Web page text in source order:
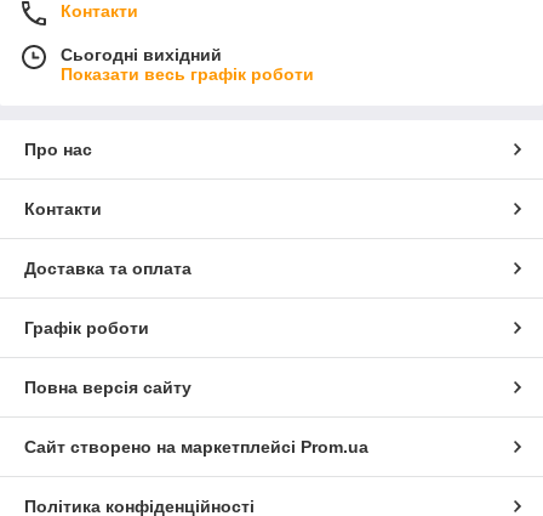
Контакти
Сьогодні вихідний
Показати весь графік роботи
Про нас
Контакти
Доставка та оплата
Графік роботи
Повна версія сайту
Сайт створено на маркетплейсі Prom.ua
Політика конфіденційності